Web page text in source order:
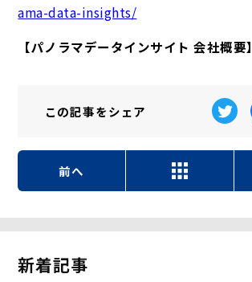
ama-data-insights/
【パノラマデータインサイト 会社概要】
この記事をシェア
前へ
新着記事